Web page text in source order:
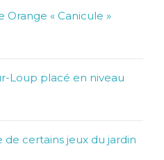
Orange « Canicule »
Loup placé en niveau
certains jeux du jardin